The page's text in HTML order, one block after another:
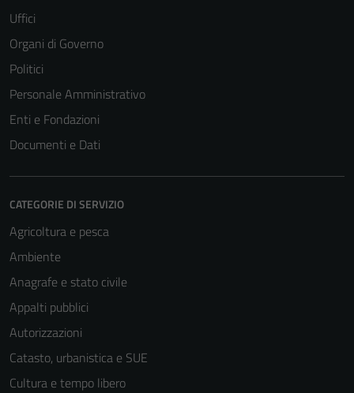
Uffici
Organi di Governo
Politici
Personale Amministrativo
Enti e Fondazioni
Documenti e Dati
CATEGORIE DI SERVIZIO
Agricoltura e pesca
Ambiente
Anagrafe e stato civile
Appalti pubblici
Autorizzazioni
Catasto, urbanistica e SUE
Cultura e tempo libero